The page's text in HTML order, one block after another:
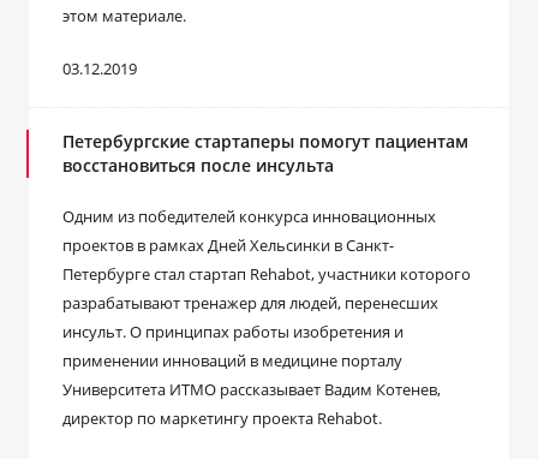
этом материале.
03.12.2019
Петербургские стартаперы помогут пациентам
восстановиться после инсульта
Одним из победителей конкурса инновационных
проектов в рамках Дней Хельсинки в Санкт-
Петербурге стал стартап Rehabot, участники которого
разрабатывают тренажер для людей, перенесших
инсульт. О принципах работы изобретения и
применении инноваций в медицине порталу
Университета ИТМО рассказывает Вадим Котенев,
директор по маркетингу проекта Rehabot.